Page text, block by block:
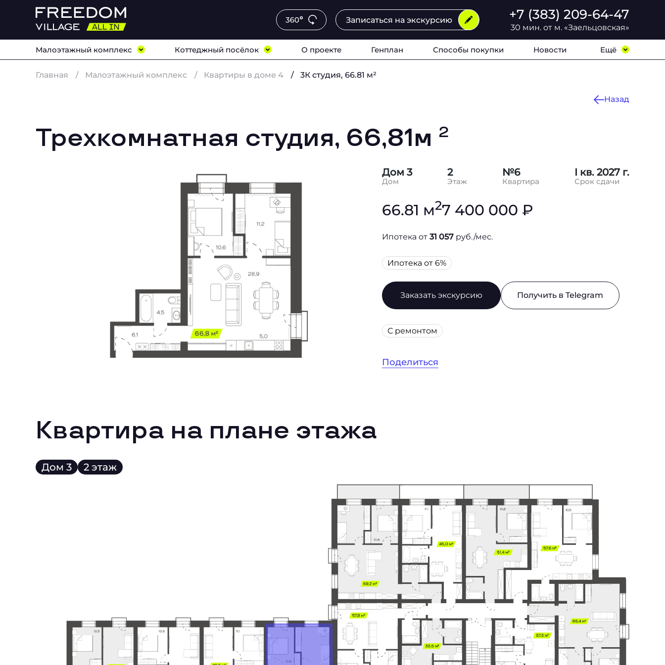
Записаться на экскурсию +7 (383) 209-64-47
30 мин. от м. «Заельцовская»
Малоэтажный комплекс Коттеджный посёлок О проекте Генплан Способы покупки Новости Ещё
Главная Малоэтажный комплекс Квартиры в доме 4 3К студия, 66.81 м²
Назад
Трехкомнатная студия, 66,81м 2
Дом 3
Дом
2
Этаж
№6
Квартира
I кв. 2027 г.
Срок сдачи
66.81 м27 400 000 ₽
Ипотека от 31 057 руб./мес.
Ипотека от 6%
Заказать экскурсию Получить в Telegram
С ремонтом
Поделиться
Квартира на плане этажа
Дом 3 2 этаж